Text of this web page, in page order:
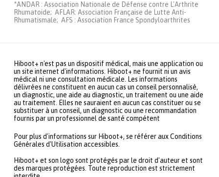
*ANDAR : Association Nationale de Défense contre L'Arthrite
Rhumatoide; AFLAR: Association Française de Lutte Anti-
Rhumatismale; AFS : Association France Spondyloarthrites
Hiboot+ n'est pas un dispositif médical, mais une application ou
un site internet d'informations. Hiboot+ ne fournit ni un avis
médical ni une consultation médicale. Les informations
délivrées ne constituent en aucun cas un conseil personnalisé,
un diagnostic, une aide au diagnostic, un traitement ou une aide
au traitement. Elles ne sauraient en aucun cas constituer ou se
substituer à un conseil, un diagnostic ou une recommandation
fournis par un professionnel de santé compétent
Pour plus d'informations sur Hiboot+, se référer aux Conditions
Générales d'Utilisation accessibles.
Hiboot+ et son logo sont protégés par le droit d'auteur et sont
des marques protégées. Toute reproduction est strictement